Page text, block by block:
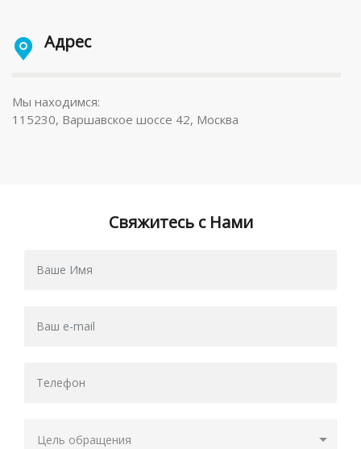
Адрес
Мы находимся:
115230, Варшавское шоссе 42, Москва
Свяжитесь с Нами